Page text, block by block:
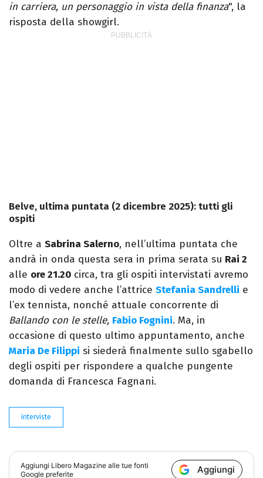
in carriera, un personaggio in vista della finanza", la
risposta della showgirl.
Belve, ultima puntata (2 dicembre 2025): tutti gli
ospiti
Oltre a Sabrina Salerno, nell’ultima puntata che
andrà in onda questa sera in prima serata su Rai 2
alle ore 21.20 circa, tra gli ospiti intervistati avremo
modo di vedere anche l’attrice Stefania Sandrelli e
l’ex tennista, nonché attuale concorrente di
Ballando con le stelle, Fabio Fognini. Ma, in
occasione di questo ultimo appuntamento, anche
Maria De Filippi si siederà finalmente sullo sgabello
degli ospiti per rispondere a qualche pungente
domanda di Francesca Fagnani.
interviste
Aggiungi Libero Magazine alle tue fonti
Google preferite
Aggiungi